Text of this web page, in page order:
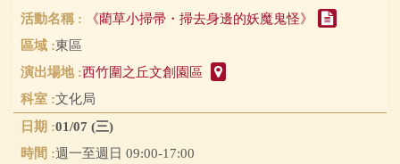
《藺草小掃帚・掃去身邊的妖魔鬼怪》
東區
西竹圍之丘文創園區
文化局
01/07 (三)
週一至週日 09:00-17:00